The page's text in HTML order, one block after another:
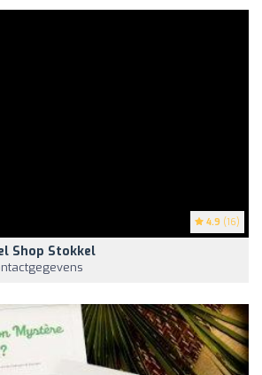
4.9 (16)
Shop Stokkel